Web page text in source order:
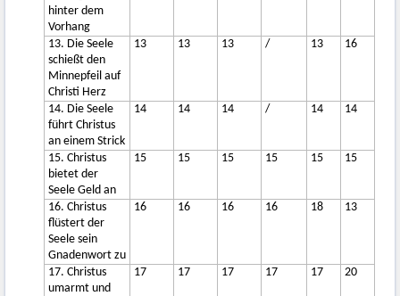
hinter dem
Vorhang
13. Die Seele
schießt den
Minnepfeil auf
Christi Herz
13 13 13 / 13 16
14. Die Seele
führt Christus
an einem Strick
14 14 14 / 14 14
15. Christus
bietet der
Seele Geld an
15 15 15 15 15 15
16. Christus
flüstert der
Seele sein
Gnadenwort zu
16 16 16 16 18 13
17. Christus
umarmt und
17 17 17 17 17 20